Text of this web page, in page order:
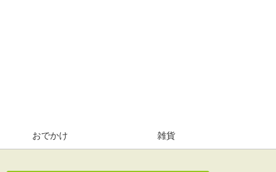
おでかけ 雑貨